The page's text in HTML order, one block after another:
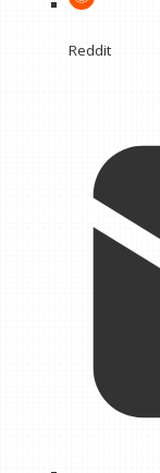
Reddit